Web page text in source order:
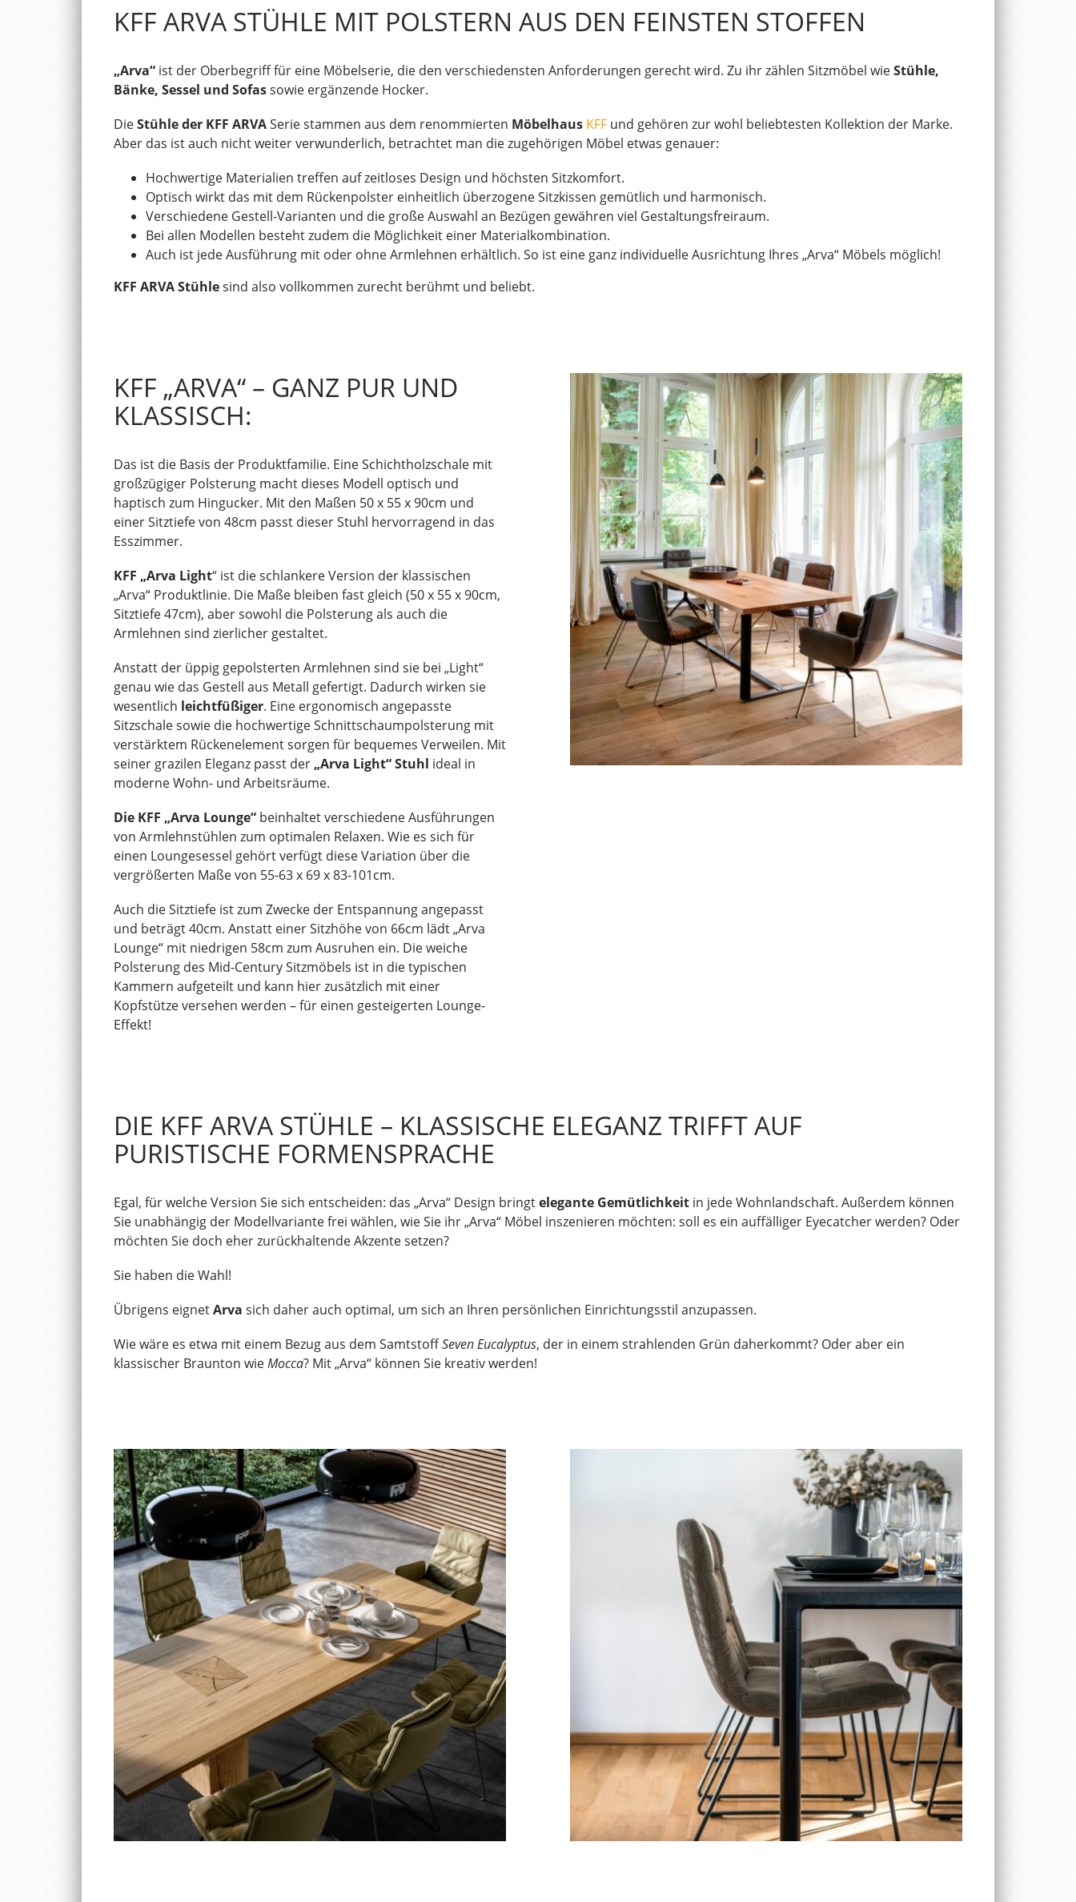
KFF ARVA STÜHLE MIT POLSTERN AUS DEN FEINSTEN STOFFEN
„Arva“ ist der Oberbegriff für eine Möbelserie, die den verschiedensten Anforderungen gerecht wird. Zu ihr zählen Sitzmöbel wieStühle,
Bänke, Sessel und Sofassowie ergänzende Hocker.
DieStühle der KFF ARVASerie stammen aus dem renommierten Möbelhaus KFF und gehören zur wohl beliebtesten Kollektion der Marke.
Aber das ist auch nicht weiter verwunderlich, betrachtet man die zugehörigen Möbel etwas genauer:
Hochwertige Materialien treffen auf zeitloses Design und höchsten Sitzkomfort.
Optisch wirkt das mit dem Rückenpolster einheitlich überzogene Sitzkissen gemütlich und harmonisch.
Verschiedene Gestell-Varianten und die große Auswahl an Bezügen gewähren viel Gestaltungsfreiraum.
Bei allen Modellen besteht zudem die Möglichkeit einer Materialkombination.
Auch ist jede Ausführung mit oder ohne Armlehnen erhältlich. So ist eine ganz individuelle Ausrichtung Ihres „Arva“ Möbels möglich!
KFF ARVA Stühlesind also vollkommen zurecht berühmt und beliebt.
KFF „ARVA“ – GANZ PUR UND
KLASSISCH:
Das ist die Basis der Produktfamilie. Eine Schichtholzschale mit
großzügiger Polsterung macht dieses Modell optisch und
haptisch zum Hingucker. Mit den Maßen 50 x 55 x 90cm und
einer Sitztiefe von 48cm passt dieser Stuhl hervorragend in das
Esszimmer.
KFF „Arva Light“ ist die schlankere Version der klassischen
„Arva“ Produktlinie. Die Maße bleiben fast gleich (50 x 55 x 90cm,
Sitztiefe 47cm), aber sowohl die Polsterung als auch die
Armlehnen sind zierlicher gestaltet.
Anstatt der üppig gepolsterten Armlehnen sind sie bei „Light“
genau wie das Gestell aus Metall gefertigt. Dadurch wirken sie
wesentlich leichtfüßiger. Eine ergonomisch angepasste
Sitzschale sowie die hochwertige Schnittschaumpolsterung mit
verstärktem Rückenelement sorgen für bequemes Verweilen. Mit
seiner grazilen Eleganz passt der „Arva Light“ Stuhl ideal in
moderne Wohn- und Arbeitsräume.
Die KFF „Arva Lounge“ beinhaltet verschiedene Ausführungen
von Armlehnstühlen zum optimalen Relaxen. Wie es sich für
einen Loungesessel gehört verfügt diese Variation über die
vergrößerten Maße von 55-63 x 69 x 83-101cm.
Auch die Sitztiefe ist zum Zwecke der Entspannung angepasst
und beträgt 40cm. Anstatt einer Sitzhöhe von 66cm lädt „Arva
Lounge“ mit niedrigen 58cm zum Ausruhen ein. Die weiche
Polsterung des Mid-Century Sitzmöbels ist in die typischen
Kammern aufgeteilt und kann hier zusätzlich mit einer
Kopfstütze versehen werden – für einen gesteigerten Lounge-
Effekt!
DIE KFF ARVA STÜHLE – KLASSISCHE ELEGANZ TRIFFT AUF
PURISTISCHE FORMENSPRACHE
Egal, für welche Version Sie sich entscheiden: das „Arva“ Design bringtelegante Gemütlichkeit in jede Wohnlandschaft. Außerdem können
Sie unabhängig der Modellvariante frei wählen, wie Sie ihr „Arva“ Möbel inszenieren möchten: soll es ein auffälliger Eyecatcher werden? Oder
möchten Sie doch eher zurückhaltende Akzente setzen?
Sie haben die Wahl!
Übrigens eignetArva sich daher auch optimal, um sich an Ihren persönlichen Einrichtungsstil anzupassen.
Wie wäre es etwa mit einem Bezug aus dem SamtstoffSeven Eucalyptus, der in einem strahlenden Grün daherkommt? Oder aber ein
klassischer Braunton wieMocca? Mit „Arva“ können Sie kreativ werden!